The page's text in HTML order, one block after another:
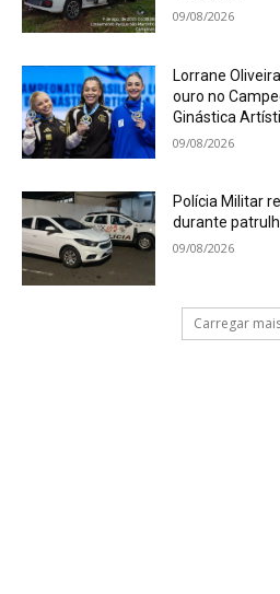
09/08/2026
Lorrane
ouro no
Ginástica
09/08/2026
Polícia Militar
durante
09/08/2026
Carregar